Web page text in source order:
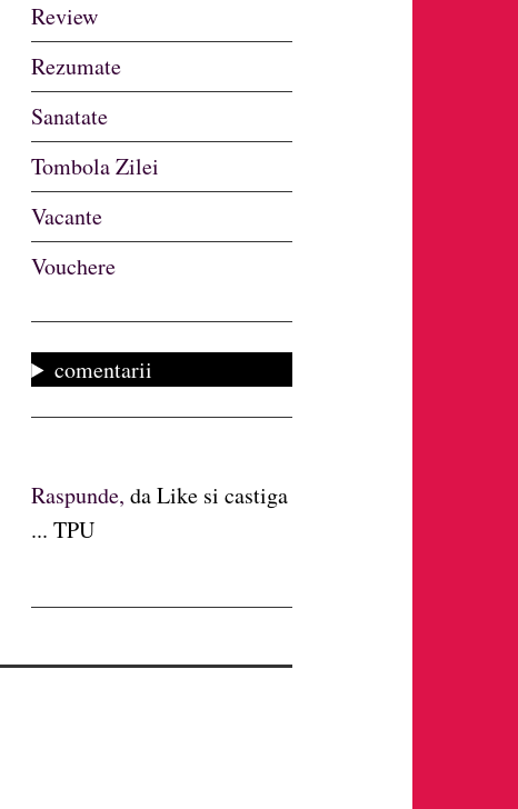
Review
Rezumate
Sanatate
Tombola Zilei
Vacante
Vouchere
comentarii
Raspunde, da Like si castiga
... TPU